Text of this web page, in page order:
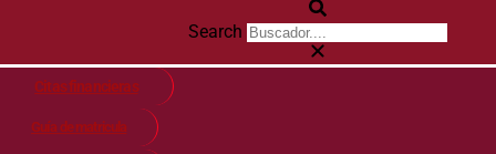
Search
Citas financieras
Guía de matricula